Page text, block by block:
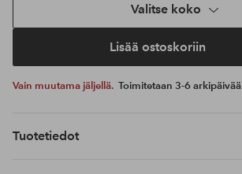
Valitse koko
Lisää ostoskoriin
Vain muutama jäljellä. Toimitetaan 3-6 arkipäivää
Tuotetiedot